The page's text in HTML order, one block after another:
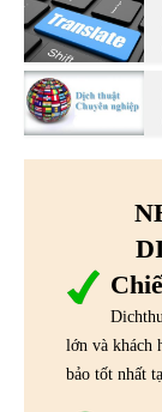
lớn và khách
bảo tốt nhất